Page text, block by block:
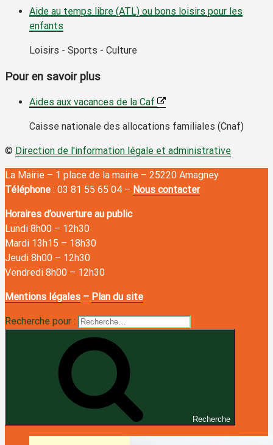
Aide au temps libre (ATL) ou bons loisirs pour les
enfants
Loisirs - Sports - Culture
Pour en savoir plus
Aides aux vacances de la Caf
Caisse nationale des allocations familiales (Cnaf)
© Direction de l'information légale et administrative
La Mairie – 1 place de la mairie – 25220 Amagney
Téléphone : 03 81 55 65 04 – Nous contacter
Horaires d’ouverture au public
Lundi 8h00 – 12h30
Mardi 13h15 – 18h30
Jeudi 8h00 – 12h30
Vendredi 8h00 – 12h30
Mentions légales – Plan du site
Recherche pour :
Recherche